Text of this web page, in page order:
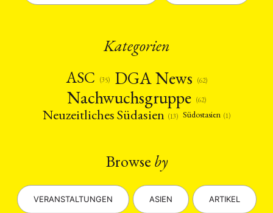
Kategorien
ASC
(35) DGA News (62)
Nachwuchsgruppe (62)
Neuzeitliches Südasien (13) Südostasien (1)
Browse by
VERANSTALTUNGEN ASIEN ARTIKEL